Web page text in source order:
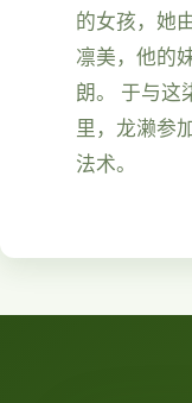
的女孩，她
凛美，他的
朗。 于与这
里，龙濑参
法术。